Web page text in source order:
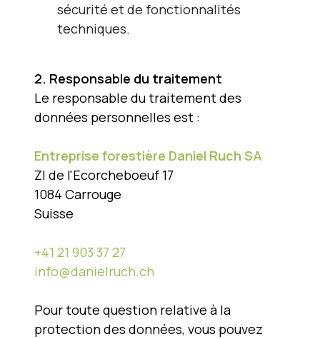
sécurité et de fonctionnalités
techniques.
2. Responsable du traitement
Le responsable du traitement des
données personnelles est :
Entreprise forestière Daniel Ruch SA
ZI de l'Ecorcheboeuf 17
1084 Carrouge
Suisse
+41 21 903 37 27
info@danielruch.ch
Pour toute question relative à la
protection des données, vous pouvez